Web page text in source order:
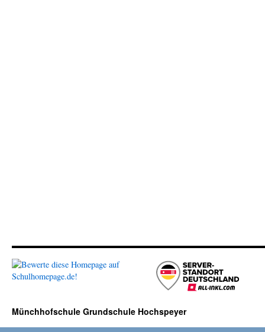
Münchhofschule Grundschule Hochspeyer